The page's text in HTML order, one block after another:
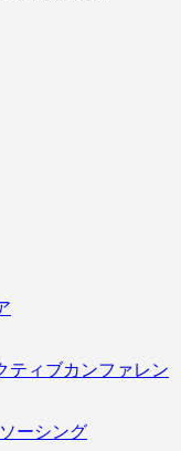
ティブカンファレン
ーシング